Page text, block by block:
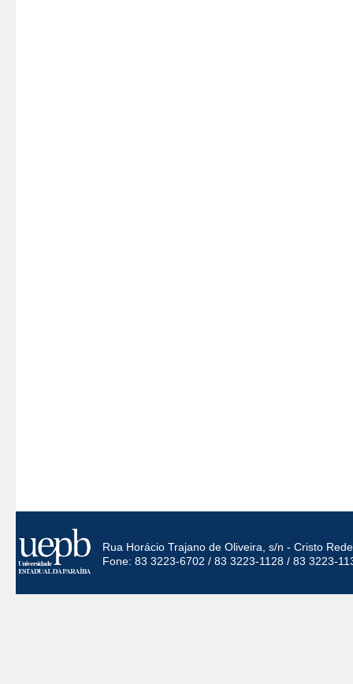
Rua Horácio Trajano de Oliveira, s/n - Cristo
Fone: 83 3223-6702 / 83 3223-1128 / 83 3223-